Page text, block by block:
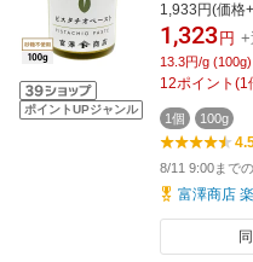
ポイントUPジャンル
1,933円(価格
1,323 円 +
13.3円/g (100g)
12ポイント (1
1個 100g
8/11 9:00まで
富澤商店